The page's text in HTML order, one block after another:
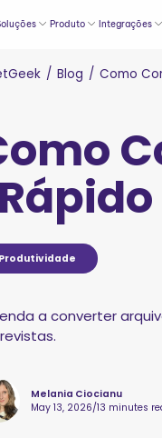
Produto Integrações
/ Blog / Como
Produtividade
a converter
Melania Ciocianu
May 13, 2026/13 minutes